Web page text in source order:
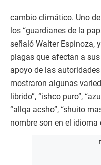
cambio climático. Uno
los “guardianes de la
señaló Walter Espinoza,
plagas que afectan a
apoyo de las
mostraron algunas
librido”, “ishco puro”,
“allqa acsho”, “shuito
nombre son en el idioma